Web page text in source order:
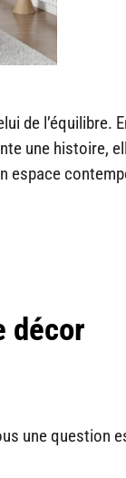
de l’équilibre.
une histoire,
espace
décor
une question